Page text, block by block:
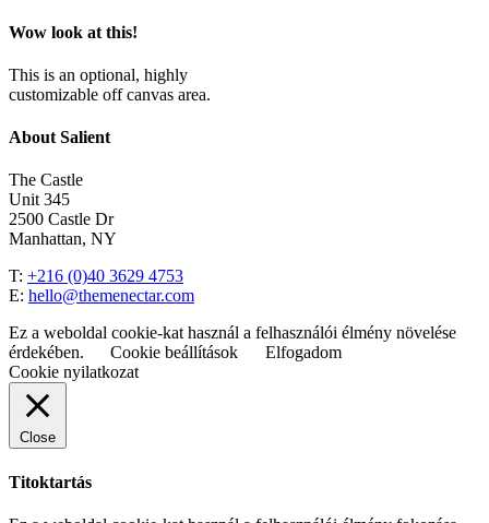
Wow look at this!
This is an optional, highly
customizable off canvas area.
About Salient
The Castle
Unit 345
2500 Castle Dr
Manhattan, NY
T: +216 (0)40 3629 4753
E: hello@themenectar.com
Ez a weboldal cookie-kat használ a felhasználói élmény növelése
érdekében.
Cookie beállítások
Elfogadom
Cookie nyilatkozat
Close
Titoktartás